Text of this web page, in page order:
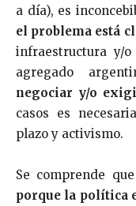
a día), es
el problema está
infraestructura y/
agregado
negociar y/o
casos es
plazo y activismo.
Se comprende
porque la política